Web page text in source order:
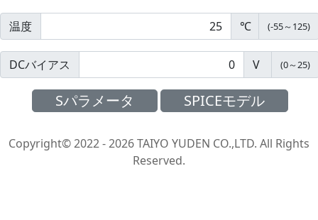
温度 ℃ (-55～ 125)
DCバイアス V (0～ 25)
Sパラメータ SPICEモデル
Copyright© 2022 - 2026 TAIYO YUDEN CO.,LTD. All Rights
Reserved.